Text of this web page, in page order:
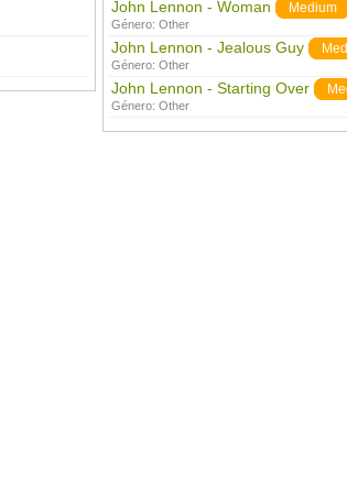
John Lennon - Woman Medium
Género: Other
John Lennon - Jealous Guy
Género: Other
John Lennon - Starting Over
Género: Other